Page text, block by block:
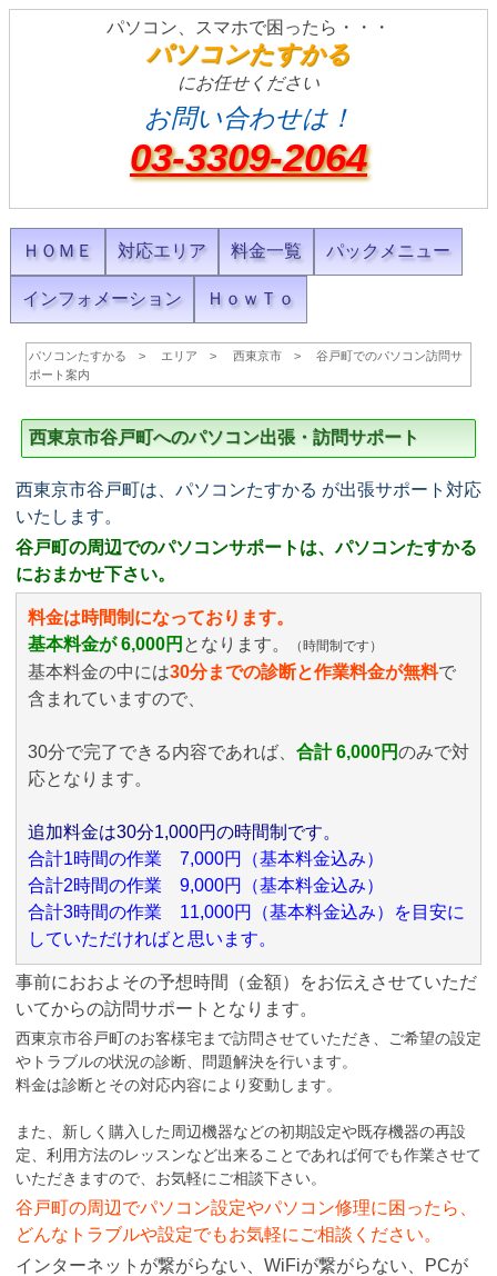
パソコン、スマホで困ったら・・・
パソコンたすかる
にお任せください
お問い合わせは！
03-3309-2064
ＨＯＭＥ 対応エリア 料金一覧 パックメニュー
インフォメーション ＨｏｗＴｏ
パソコンたすかる エリア 西東京市
谷戸町でのパソコン訪問サ
ポート案内
西東京市谷戸町へのパソコン出張・訪問サポート
西東京市谷戸町は、パソコンたすかる が出張サポート対応
いたします。
谷戸町の周辺でのパソコンサポートは、パソコンたすかる
におまかせ下さい。
料金は時間制になっております。
基本料金が 6,000円 となります。 （時間制です）
基本料金の中には30分までの診断と作業料金が無料で
含まれていますので、
30分で完了できる内容であれば、 合計 6,000円のみで対
応となります。
追加料金は30分1,000円の時間制です。
合計1時間の作業 7,000円（基本料金込み）
合計2時間の作業 9,000円（基本料金込み）
合計3時間の作業 11,000円（基本料金込み）を目安に
していただければと思います。
事前におおよその予想時間（金額）をお伝えさせていただ
いてからの訪問サポートとなります。
西東京市谷戸町のお客様宅まで訪問させていただき、ご希望の設定
やトラブルの状況の診断、問題解決を行います。
料金は診断とその対応内容により変動します。
また、新しく購入した周辺機器などの初期設定や既存機器の再設
定、利用方法のレッスンなど出来ることであれば何でも作業させて
いただきますので、お気軽にご相談下さい。
谷戸町の周辺でパソコン設定やパソコン修理に困ったら、
どんなトラブルや設定でもお気軽にご相談ください。
インターネットが繋がらない、WiFiが繋がらない、PCが